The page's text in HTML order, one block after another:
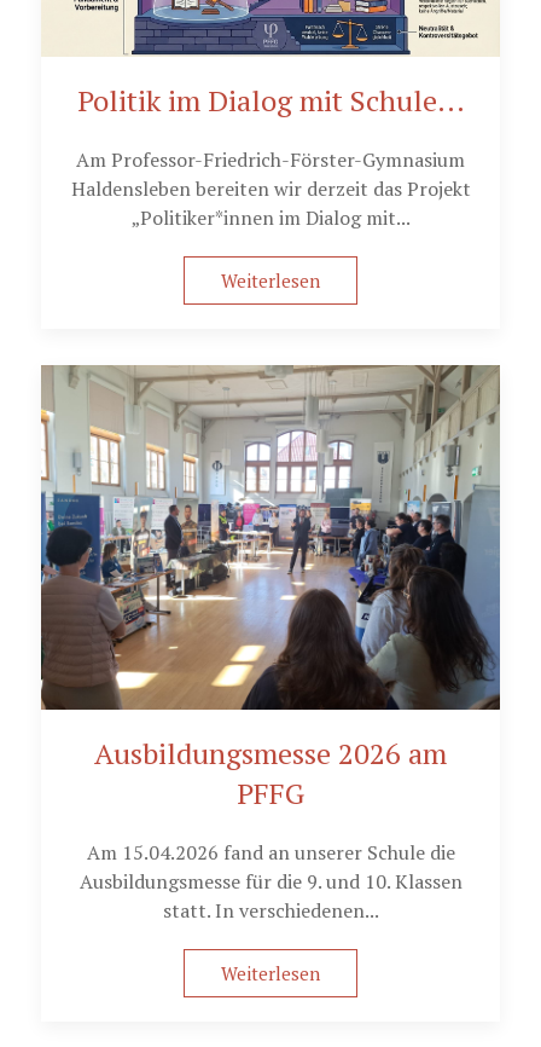
Politik im Dialog mit Schule...
Am Professor-Friedrich-Förster-Gymnasium
Haldensleben bereiten wir derzeit das Projekt
„Politiker*innen im Dialog mit...
Weiterlesen
Ausbildungsmesse 2026 am
PFFG
Am 15.04.2026 fand an unserer Schule die
Ausbildungsmesse für die 9. und 10. Klassen
statt. In verschiedenen...
Weiterlesen